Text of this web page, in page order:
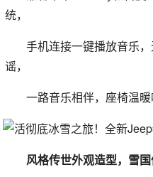
统，
手机连接一键播放音乐
谣，
一路音乐相伴，座椅温
风格传世外观造型，雪